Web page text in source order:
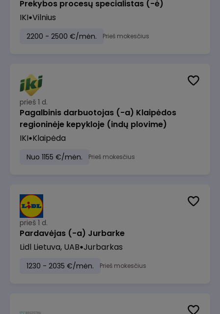
Prekybos procesų specialistas (-ė)
IKI Vilnius
2200 - 2500 €/mėn. Prieš mokesčius
prieš 1 d.
Pagalbinis darbuotojas (-a) Klaipėdos
regioninėje kepykloje (indų plovime)
IKI Klaipėda
Nuo 1155 €/mėn. Prieš mokesčius
prieš 1 d.
Pardavėjas (-a) Jurbarke
Lidl Lietuva, UAB Jurbarkas
1230 - 2035 €/mėn. Prieš mokesčius